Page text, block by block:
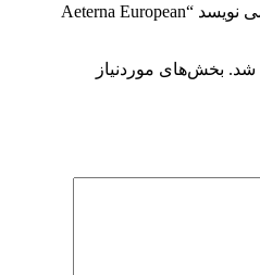
اولین کسی باشید که دیدگاهی می نویسد “Aeterna European
شد. بخش‌های موردنیاز